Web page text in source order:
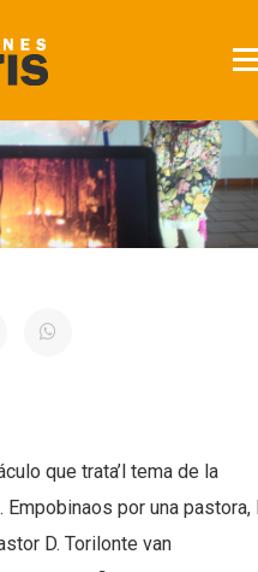
que trata’l tema de la
Empobinaos por una pastora,
D. Torilonte van